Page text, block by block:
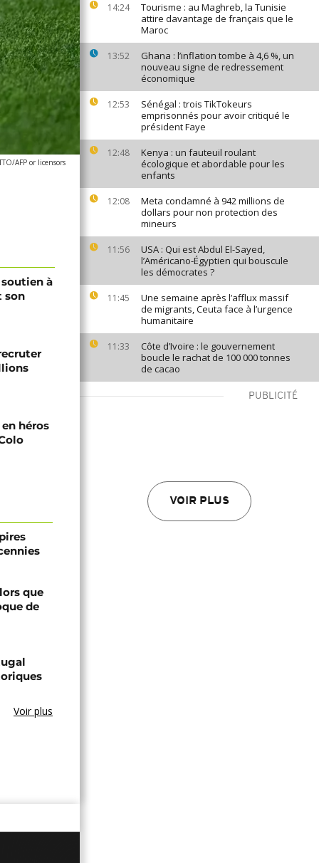
14:24
Tourisme : au Maghreb, la Tunisie
attire davantage de français que le
Maroc
13:52
Ghana : l’inflation tombe à 4,6 %, un
nouveau signe de redressement
économique
12:53
Sénégal : trois TikTokeurs
emprisonnés pour avoir critiqué le
président Faye
12:48
Kenya : un fauteuil roulant
écologique et abordable pour les
enfants
12:08
Meta condamné à 942 millions de
dollars pour non protection des
mineurs
11:56
USA : Qui est Abdul El-Sayed,
l’Américano-Égyptien qui bouscule
les démocrates ?
11:45
Une semaine après l’afflux massif
de migrants, Ceuta face à l’urgence
humanitaire
11:33
Côte d’Ivoire : le gouvernement
boucle le rachat de 100 000 tonnes
de cacao
PUBLICITÉ
VOIR PLUS
AFP or licensors
soutien à
son
héros
que
de
Voir plus